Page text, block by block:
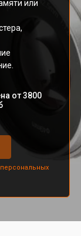
или
от 3800
персональных